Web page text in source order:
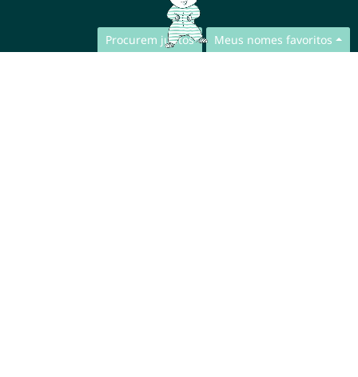
Procurem juntos Meus nomes favoritos